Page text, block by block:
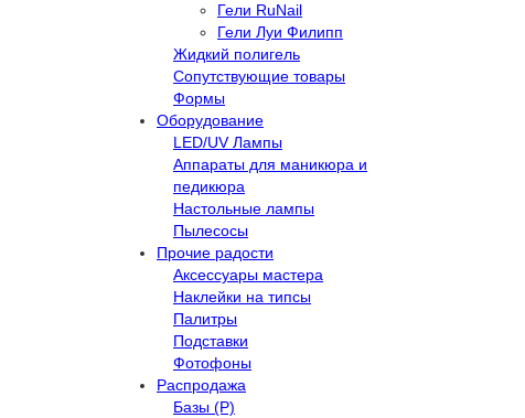
Гели RuNail
Гели Луи Филипп
Жидкий полигель
Сопутствующие товары
Формы
Оборудование
LED/UV Лампы
Аппараты для маникюра и
педикюра
Настольные лампы
Пылесосы
Прочие радости
Аксессуары мастера
Наклейки на типсы
Палитры
Подставки
Фотофоны
Распродажа
Базы (Р)